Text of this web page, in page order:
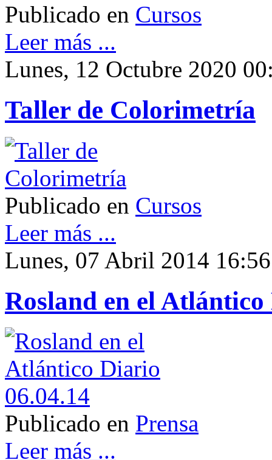
Publicado en Cursos
Leer más ...
Lunes, 12 Octubre 2020
Taller de Colorimetría
Publicado en Cursos
Leer más ...
Lunes, 07 Abril 2014 16:56
Rosland en el
Publicado en Prensa
Leer más ...